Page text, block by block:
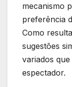
mecanismo
preferência
Como
sugestões
variados
espectador.